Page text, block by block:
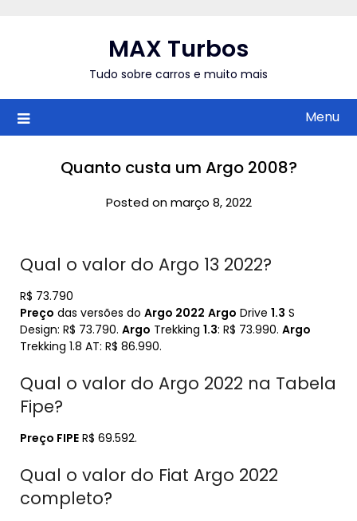
MAX Turbos
Tudo sobre carros e muito mais
Menu
Quanto custa um Argo 2008?
Posted on março 8, 2022
Qual o valor do Argo 13 2022?
R$ 73.790
Preço das versões do Argo 2022 Argo Drive 1.3 S
Design: R$ 73.790. Argo Trekking 1.3: R$ 73.990. Argo
Trekking 1.8 AT: R$ 86.990.
Qual o valor do Argo 2022 na Tabela
Fipe?
Preço FIPE R$ 69.592.
Qual o valor do Fiat Argo 2022
completo?